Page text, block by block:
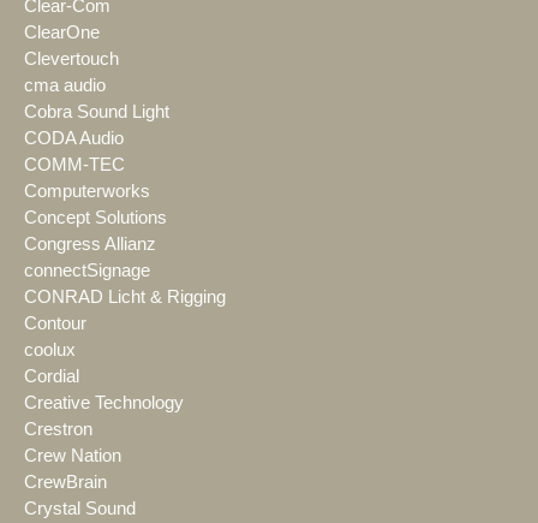
Clear-Com
ClearOne
Clevertouch
cma audio
Cobra Sound Light
CODA Audio
COMM-TEC
Computerworks
Concept Solutions
Congress Allianz
connectSignage
CONRAD Licht & Rigging
Contour
coolux
Cordial
Creative Technology
Crestron
Crew Nation
CrewBrain
Crystal Sound